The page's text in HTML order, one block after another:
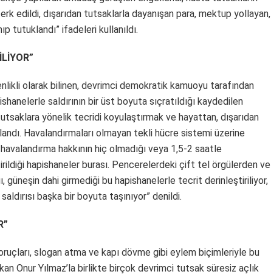
edildi, dışarıdan tutsaklarla dayanışan para, mektup yollayan,
tutuklandı” ifadeleri kullanıldı.
olarak bilinen, devrimci demokratik kamuoyu tarafından
saldırının bir üst boyuta sıçratıldığı kaydedilen
yönelik tecridi koyulaştırmak ve hayattan, dışarıdan
Havalandırmaları olmayan tekli hücre sistemi üzerine
hakkının hiç olmadığı veya 1,5-2 saatle
hapishaneler burası. Pencerelerdeki çift tel örgülerden ve
güneşin dahi girmediği bu hapishanelerle tecrit derinleştiriliyor,
başka bir boyuta taşınıyor” denildi.
slogan atma ve kapı dövme gibi eylem biçimleriyle bu
Onur Yılmaz’la birlikte birçok devrimci tutsak süresiz açlık